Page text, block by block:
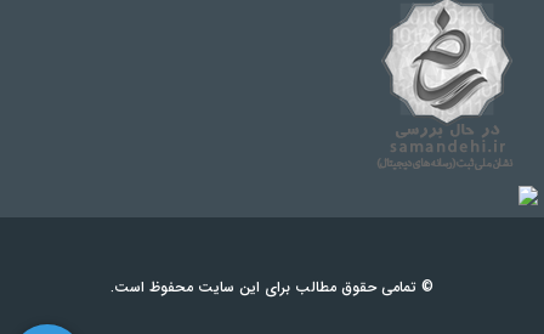
© تمامی حقوق مطالب برای این سایت محفوظ است.